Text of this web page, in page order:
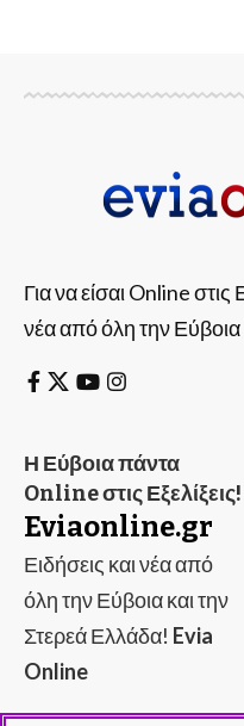
Για να είσαι Online στις
νέα από όλη την
Η Εύβοια πάντα
Online στις Εξελίξεις!
Eviaonline.gr
Ειδήσεις και νέα από
όλη την Εύβοια και την
Στερεά Ελλάδα! Evia
Online